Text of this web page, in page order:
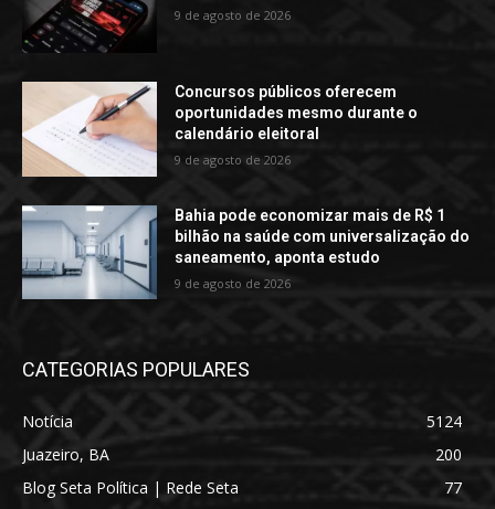
9 de agosto de 2026
Concursos públicos oferecem
oportunidades mesmo durante o
calendário eleitoral
9 de agosto de 2026
Bahia pode economizar mais de R$ 1
bilhão na saúde com universalização do
saneamento, aponta estudo
9 de agosto de 2026
CATEGORIAS POPULARES
Notícia
5124
Juazeiro, BA
200
Blog Seta Política | Rede Seta
77